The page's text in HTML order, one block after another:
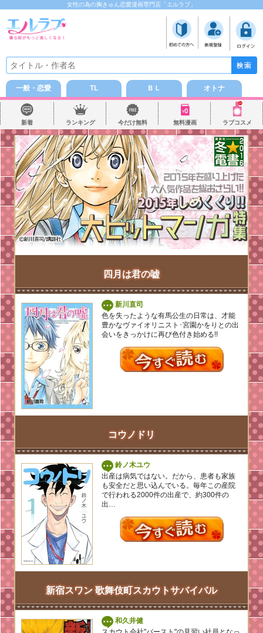
女性の為の胸きゅん恋愛漫画専門店「エルラブ」
一般・恋愛 TL ＢＬ オトナ
新着 ランキング 今だけ無料 無料漫画 ラブコスメ
四月は君の嘘
新川直司
色を失ったような有馬公生の日常は、才能
豊かなヴァイオリニスト･宮園かをりとの出
会いをきっかけに再び色付き始める!!
コウノドリ
鈴ノ木ユウ
出産は病気ではない。だから、患者も家族
も安全だと思い込んでいる。毎年この産院
で行われる2000件の出産で、約300件の
出…
新宿スワン 歌舞伎町スカウトサバイバル
和久井健